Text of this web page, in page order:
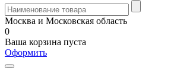
Москва и Московская область
0
Ваша корзина пуста
Оформить